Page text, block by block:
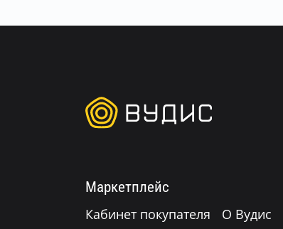
Маркетплейс
Кабинет покупателя
О Вудис